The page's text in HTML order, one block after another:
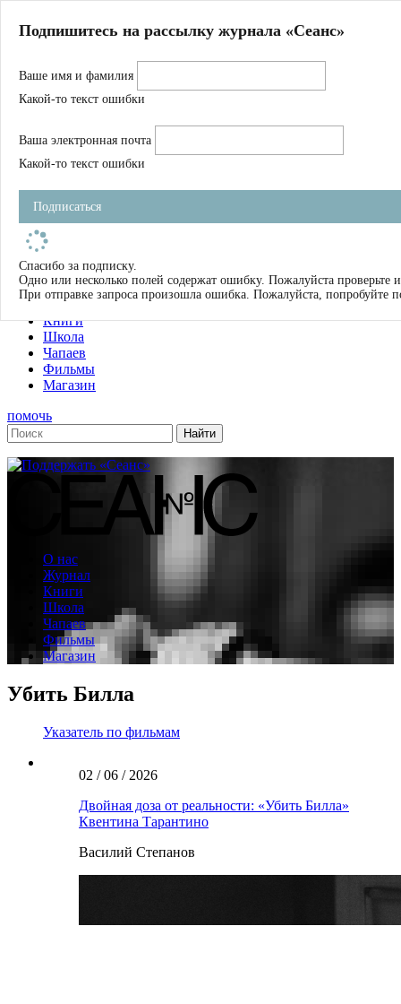
Магазин
Журнал
Школа
Устав
Фильмы
Имена
Тэги
О нас
Журнал
Книги
Школа
Чапаев
Фильмы
Магазин
помочь
О нас
Журнал
Книги
Школа
Чапаев
Фильмы
Магазин
Убить Билла
Указатель по фильмам
02 / 06 / 2026
Двойная доза от реальности: «Убить Билла»
Квентина Тарантино
Василий Степанов
Подпишитесь на рассылку журнала «Сеанс»
Ваше имя и фамилия
Какой-то текст ошибки
Ваша электронная почта
Какой-то текст ошибки
Подписаться
Спасибо за подписку.
Одно или несколько полей содержат ошибку. Пожалуйста проверьте
При отправке запроса произошла ошибка. Пожалуйста, попробуйте